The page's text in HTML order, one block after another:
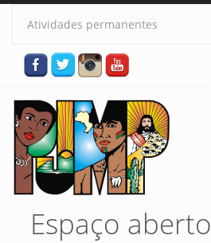
Pular para o conteúdo principal
Espaço aberto